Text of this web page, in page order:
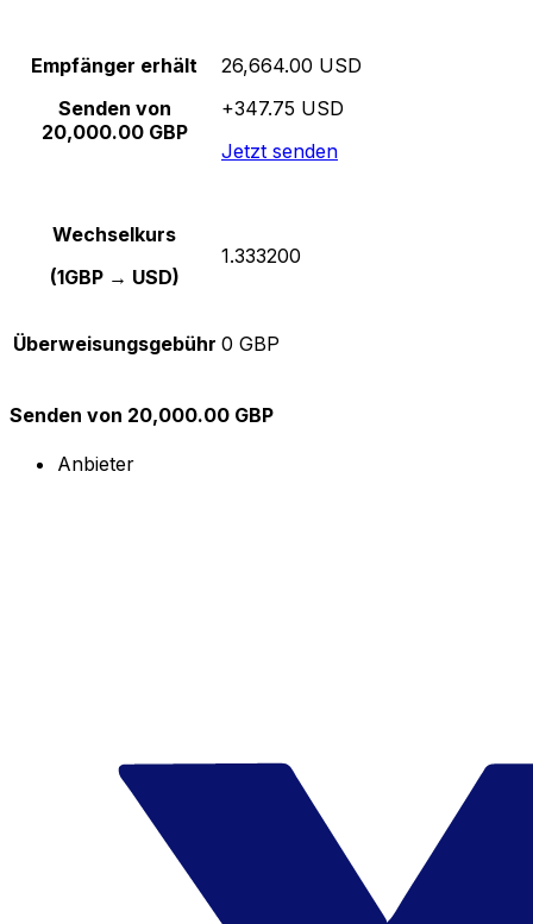
Empfänger erhält
Senden von
20,000.00 GBP
26,664.00 USD
+347.75 USD
Jetzt senden
Wechselkurs
(1GBP → USD)
1.333200
Überweisungsgebühr 0 GBP
Senden von 20,000.00 GBP
Anbieter